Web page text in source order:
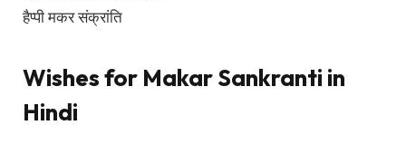
हैप्पी मकर संक्रांति
Wishes for Makar Sankranti in
Hindi